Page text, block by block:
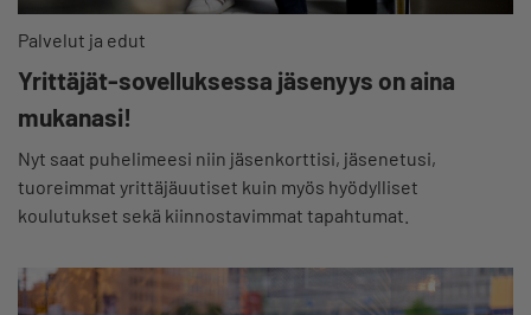
Palvelut ja edut
Yrittäjät-sovelluksessa jäsenyys on aina
mukanasi!
Nyt saat puhelimeesi niin jäsenkorttisi, jäsenetusi,
tuoreimmat yrittäjäuutiset kuin myös hyödylliset
koulutukset sekä kiinnostavimmat tapahtumat.